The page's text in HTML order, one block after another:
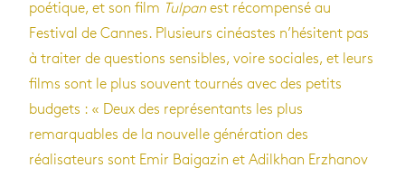
poétique, et son film Tulpanest récompensé au
Festival de Cannes. Plusieurs cinéastes n’hésitent pas
à traiter de questions sensibles, voire sociales, et leurs
films sont le plus souvent tournés avec des petits
budgets : « Deux des représentants les plus
remarquables de la nouvelle génération des
réalisateurs sont Emir Baigazin et Adilkhan Erzhanov